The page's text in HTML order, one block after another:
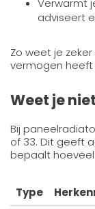
Verwarmt
adviseert
Zo weet je
vermogen
Weet je
Bij
of 33. Dit geeft
bepaalt
Type